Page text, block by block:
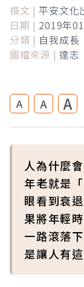
撰文 | 平安文化
日期 | 2019年
分類 | 自我成長
圖檔來源 | 達志
A A A
人為什麼
年老就是
眼看到衰
果將年輕
一路滾落
是讓人有